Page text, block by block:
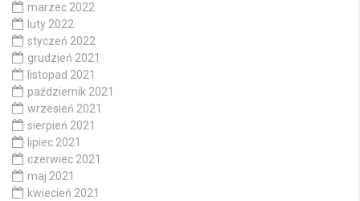
marzec 2022
luty 2022
styczeń 2022
grudzień 2021
listopad 2021
październik 2021
wrzesień 2021
sierpień 2021
lipiec 2021
czerwiec 2021
maj 2021
kwiecień 2021